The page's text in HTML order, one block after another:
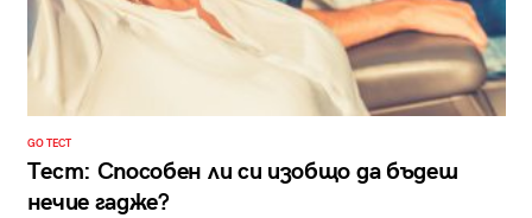
GO ТЕСТ
Тест: Способен ли си изобщо да бъдеш
нечие гадже?